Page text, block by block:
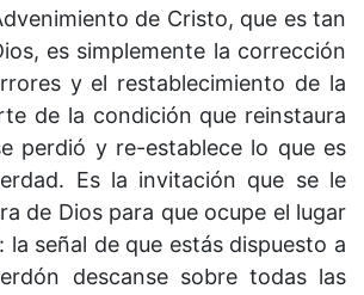
de Cristo, que es tan
es simplemente la corrección
y el restablecimiento de la
de la condición que reinstaura
perdió y re-establece lo que es
Es la invitación que se le
de Dios para que ocupe el lugar
la señal de que estás dispuesto a
descanse sobre todas las